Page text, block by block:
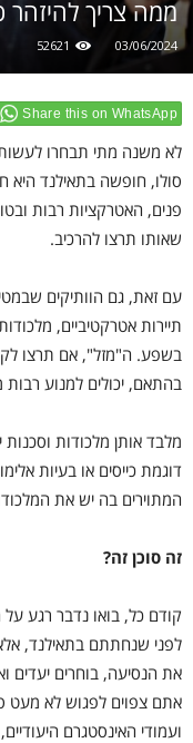
ממה צריך
03/06/2024
52621
Share this on WhatsApp
לא משנה מתי תבחרו לעשות
סולו, חופשה בתאילנד היא
פנים, האטרקציות רבות
שאותו תרצו להרכיב.
עם זאת, גם הוותיקים
תיירות אטרקטיביים,
בשפע. ה"מזל", אם תרצו
בהתאם, יכולים למנוע רבות
מלבד אותן מלכודות וסכנות
דוגמת כייסים או בעיות
המתוירים בה יש את
זה סוכן זה?
קודם כל, בואו נדבר רגע
לפני שנחתתם בתאילנד,
את הנסיעה, בוחרים יעדים
אתם צפוים לפגוש לא מעט
ועמודי האינסטגרם